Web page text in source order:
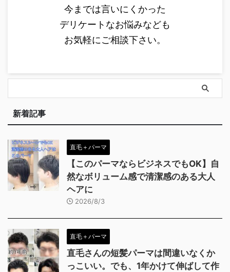
今までは言いにくかった
デリケートなお悩みなども
お気軽にご相談下さい。
新着記事
直毛＋パーマ
【このパーマならビジネスでもOK】自
然なボリューム感で清潔感のある大人
ヘアに
2026/8/3
直毛＋パーマ
直毛さんの短髪パーマは間違いなくか
っこいい。でも、1年かけて伸ばして作